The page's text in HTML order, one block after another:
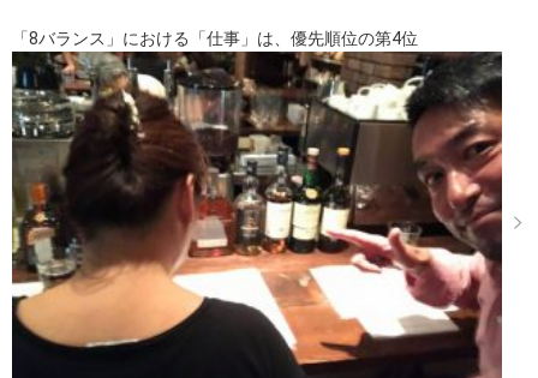
「8バランス」における「仕事」は、優先順位の第4位